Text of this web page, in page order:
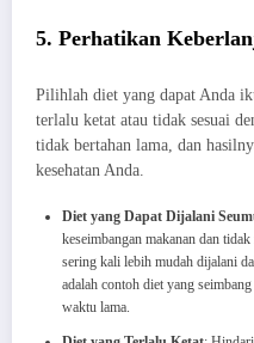
5. Perhatikan
Pilihlah diet yang dapat Anda
terlalu ketat atau tidak sesuai
tidak bertahan lama, dan
kesehatan Anda.
Diet yang Dapat Dijalani
keseimbangan makanan dan
sering kali lebih mudah dijalani
adalah contoh diet yang
waktu lama.